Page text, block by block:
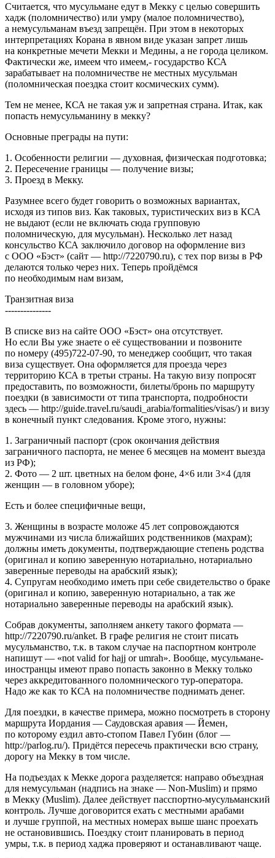
Считается, что мусульмане едут в Мекку с целью совершить
хадж (поломничество) или умру (малое поломничество),
а немусульманам въезд запрещён. При этом в некоторых
интерпретациях Корана в явном виде указан запрет лишь
на конкретные мечети Мекки и Медины, а не города целиком.
Фактически же, имеем что имеем,- государство КСА
зарабатывает на поломничестве не местных мусульман
(поломническая поездка стоит космических сумм).
Тем не менее, КСА не такая уж и запретная страна. Итак, как
попасть немусульманину в мекку?
Основные преграды на пути:
1. Особенности религии — духовная, физическая подготовка;
2. Пересечение границы — получение визы;
3. Проезд в Мекку.
Разумнее всего будет говорить о возможных вариантах,
исходя из типов виз. Как таковых, туристических виз в КСА
не выдают (если не включать сюда групповую
поломническую, для мусульман). Несколько лет назад
консульство КСА заключило договор на оформление виз
с ООО «Бэст» (сайт — http://7220790.ru), с тех пор визы в РФ
делаются только через них. Теперь пройдёмся
по необходимым нам визам,
Транзитная виза
---------------
В списке виз на сайте ООО «Бэст» она отсутствует.
Но если Вы уже знаете о её существовании и позвоните
по номеру (495)722-07-90, то менеджер сообщит, что такая
виза существует. Она оформляется для проезда через
территорию КСА в третьи страны. На такую визу попросят
предоставить, по возможности, билеты/бронь по маршруту
поездки (в зависимости от типа транспорта, подробности
здесь — http://guide.travel.ru/saudi_arabia/formalities/visas/) и визу
в конечный пункт следования. Кроме этого, нужны:
1. Заграничный паспорт (срок окончания действия
заграничного паспорта, не менее 6 месяцев на момент выезда
из РФ);
2. Фото — 2 шт. цветных на белом фоне, 4×6 или 3×4 (для
женщин — в головном уборе);
Есть и более специфичные вещи,
3. Женщины в возрасте моложе 45 лет сопровождаются
мужчинами из числа ближайших родственников (махрам);
должны иметь документы, подтверждающие степень родства
(оригинал и копию заверенную нотариально, нотариально
заверенные переводы на арабский язык);
4. Супругам необходимо иметь при себе свидетельство о браке
(оригинал и копию, заверенную нотариально, а так же
нотариально заверенные переводы на арабский язык).
Собрав документы, заполняем анкету такого формата —
http://7220790.ru/anket. В графе религия не стоит писать
мусульманство, т.к. в таком случае на паспортном контроле
напишут — «not valid for hajj or umrah». Вообще, мусульмане-
иностранцы имеют право попасть законно в Мекку только
через аккредитованного поломнического тур-оператора.
Надо же как то КСА на поломничестве поднимать денег.
Для поездки, в качестве примера, можно посмотреть в сторону
маршрута Иордания — Саудовская аравия — Йемен,
по которому ездил авто-стопом Павел Губин (блог —
http://parlog.ru/). Придётся пересечь практически всю страну,
дорогу на Мекку в том числе.
На подъездах к Мекке дорога разделяется: направо объездная
для немусульман (надпись на знаке — Non-Muslim) и прямо
в Мекку (Muslim). Далее действует пасспортно-мусульманский
контроль. Лучше договорится ехать с местными арабами
и лучше группой, на местных номерах выше шанс проехать
не остановившись. Поездку стоит планировать в период
умры, т.к. в период хаджа проверяют и останавливают чаще.